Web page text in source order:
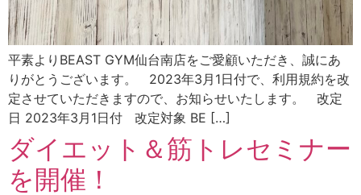
平素よりBEAST GYM仙台南店をご愛顧いただき、誠にあ
りがとうございます。 2023年3月1日付で、利用規約を改
定させていただきますので、お知らせいたします。 改定
日 2023年3月1日付 改定対象 BE […]
ダイエット＆筋トレセミナー
を開催！